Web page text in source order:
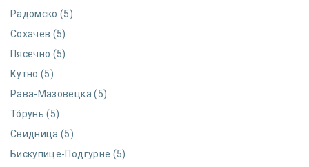
Радомско (5)
Сохачев (5)
Пясечно (5)
Кутно (5)
Рава-Мазовецка (5)
То́рунь (5)
Свидница (5)
Бискупице-Подгурне (5)